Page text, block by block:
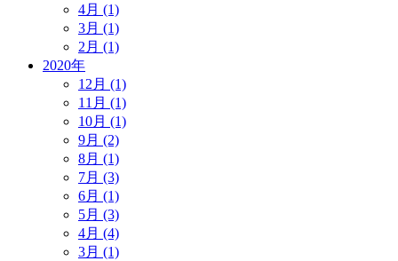
4月 (1)
3月 (1)
2月 (1)
2020年
12月 (1)
11月 (1)
10月 (1)
9月 (2)
8月 (1)
7月 (3)
6月 (1)
5月 (3)
4月 (4)
3月 (1)